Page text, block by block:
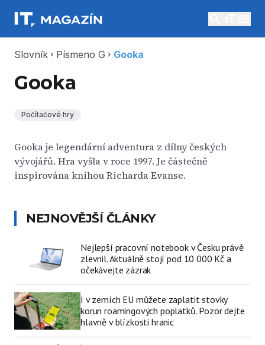
Slovník chevron_right Písmeno G chevron_right Gooka
Gooka
Počítačové hry
Gooka je legendární adventura z dílny českých
vývojářů. Hra vyšla v roce 1997. Je částečně
inspirována knihou Richarda Evanse.
NEJNOVĚJŠÍ ČLÁNKY
Nejlepší pracovní notebook v Česku právě
zlevnil. Aktuálně stojí pod 10 000 Kč a
očekávejte zázrak
I v zemích EU můžete zaplatit stovky
korun roamingových poplatků. Pozor dejte
hlavně v blízkosti hranic